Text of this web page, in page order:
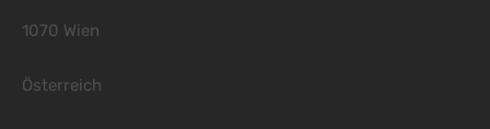
1070 Wien
Österreich